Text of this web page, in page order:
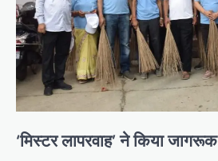
‘मिस्टर लापरवाह’ ने किया जागरूक